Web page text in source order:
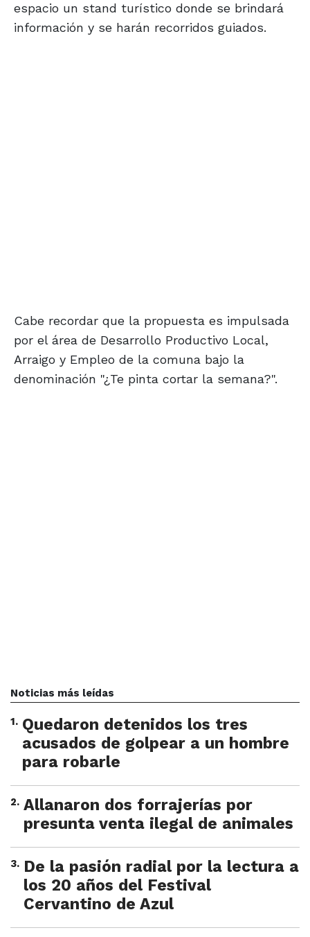
espacio un stand turístico donde se brindará
información y se harán recorridos guiados.
Cabe recordar que la propuesta es impulsada
por el área de Desarrollo Productivo Local,
Arraigo y Empleo de la comuna bajo la
denominación "¿Te pinta cortar la semana?".
Noticias más leídas
1. Quedaron detenidos los tres
acusados de golpear a un hombre
para robarle
2. Allanaron dos forrajerías por
presunta venta ilegal de animales
3. De la pasión radial por la lectura a
los 20 años del Festival
Cervantino de Azul